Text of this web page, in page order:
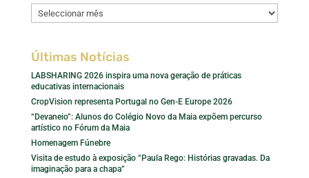
Arquivo
de
Últimas Notícias
LABSHARING 2026 inspira uma nova geração de práticas
educativas internacionais
CropVision representa Portugal no Gen-E Europe 2026
“Devaneio”: Alunos do Colégio Novo da Maia expõem percurso
artístico no Fórum da Maia
Homenagem Fúnebre
Visita de estudo à exposição “Paula Rego: Histórias gravadas. Da
imaginação para a chapa”